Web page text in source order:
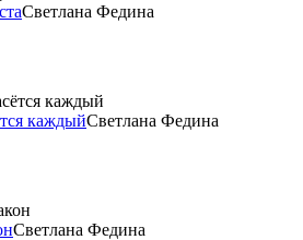
Светлана Федина
каждыйСветлана Федина
Светлана Федина